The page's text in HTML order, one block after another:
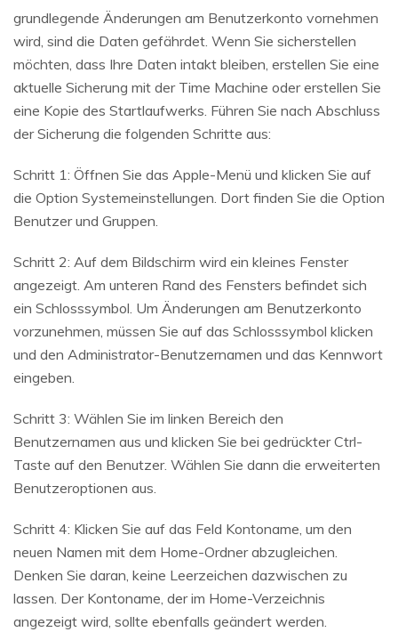
grundlegende Änderungen am Benutzerkonto vornehmen
wird, sind die Daten gefährdet. Wenn Sie sicherstellen
möchten, dass Ihre Daten intakt bleiben, erstellen Sie eine
aktuelle Sicherung mit der Time Machine oder erstellen Sie
eine Kopie des Startlaufwerks. Führen Sie nach Abschluss
der Sicherung die folgenden Schritte aus:
Schritt 1: Öffnen Sie das Apple-Menü und klicken Sie auf
die Option Systemeinstellungen. Dort finden Sie die Option
Benutzer und Gruppen.
Schritt 2: Auf dem Bildschirm wird ein kleines Fenster
angezeigt. Am unteren Rand des Fensters befindet sich
ein Schlosssymbol. Um Änderungen am Benutzerkonto
vorzunehmen, müssen Sie auf das Schlosssymbol klicken
und den Administrator-Benutzernamen und das Kennwort
eingeben.
Schritt 3: Wählen Sie im linken Bereich den
Benutzernamen aus und klicken Sie bei gedrückter Ctrl-
Taste auf den Benutzer. Wählen Sie dann die erweiterten
Benutzeroptionen aus.
Schritt 4: Klicken Sie auf das Feld Kontoname, um den
neuen Namen mit dem Home-Ordner abzugleichen.
Denken Sie daran, keine Leerzeichen dazwischen zu
lassen. Der Kontoname, der im Home-Verzeichnis
angezeigt wird, sollte ebenfalls geändert werden.